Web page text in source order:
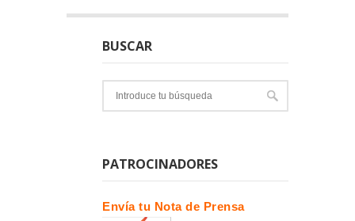
BUSCAR
PATROCINADORES
Envía tu Nota de Prensa